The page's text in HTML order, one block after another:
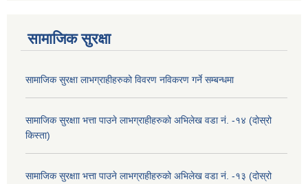
सामाजिक सुरक्षा
सामाजिक सुरक्षा लाभग्राहीहरुको विवरण नविकरण गर्ने सम्बन्धमा
सामाजिक सुरक्षाा भत्ता पाउने लाभग्राहीहरुको अभिलेख वडा नं. -१४ (दोस्रो
किस्ता)
सामाजिक सुरक्षाा भत्ता पाउने लाभग्राहीहरुको अभिलेख वडा नं. -१३ (दोस्रो